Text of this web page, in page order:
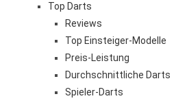
Top Darts
Reviews
Top Einsteiger-Modelle
Preis-Leistung
Durchschnittliche Darts
Spieler-Darts